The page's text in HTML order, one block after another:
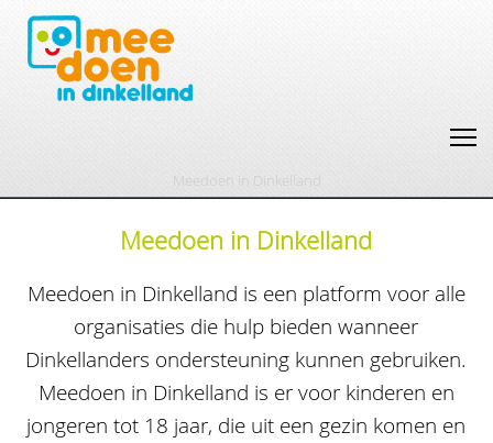
Meedoen in Dinkelland
Meedoen in Dinkelland
Meedoen in Dinkelland is een platform voor alle
organisaties die hulp bieden wanneer
Dinkellanders ondersteuning kunnen gebruiken.
Meedoen in Dinkelland is er voor kinderen en
jongeren tot 18 jaar, die uit een gezin komen en